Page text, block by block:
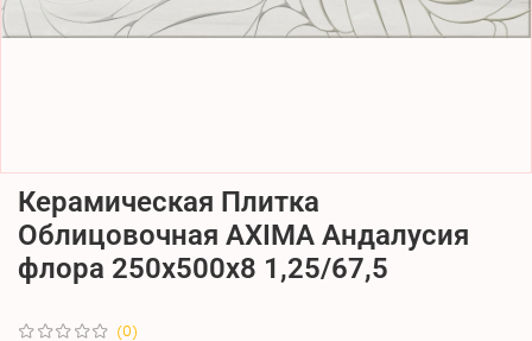
(0)
Керамическая Плитка
Облицовочная AXIMA Андалусия
флора 250х500х8 1,25/67,5